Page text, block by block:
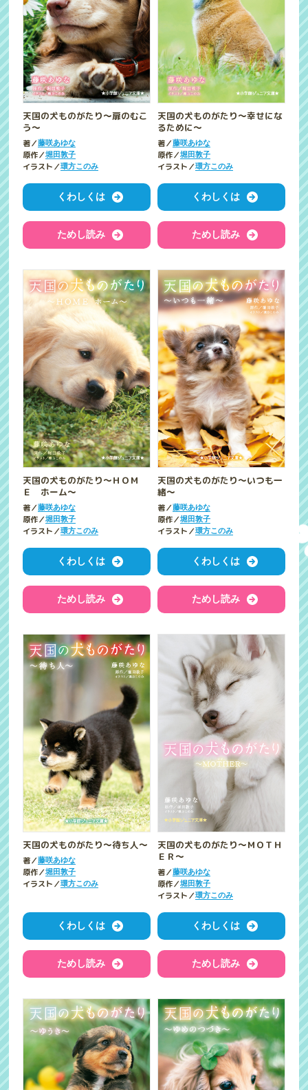
天国の犬ものがたり～扉のむこ
う～
著／藤咲あゆな
原作／堀田敦子
イラスト／環方このみ
くわしくは
ためし読み
天国の犬ものがたり～幸せにな
るために～
著／藤咲あゆな
原作／堀田敦子
イラスト／環方このみ
くわしくは
ためし読み
天国の犬ものがたり～ＨＯＭ
Ｅ ホーム～
著／藤咲あゆな
原作／堀田敦子
イラスト／環方このみ
くわしくは
ためし読み
天国の犬ものがたり～いつも一
緒～
著／藤咲あゆな
原作／堀田敦子
イラスト／環方このみ
くわしくは
ためし読み
天国の犬ものがたり～待ち人～
著／藤咲あゆな
原作／堀田敦子
イラスト／環方このみ
くわしくは
ためし読み
天国の犬ものがたり～ＭＯＴＨ
ＥＲ～
著／藤咲あゆな
原作／堀田敦子
イラスト／環方このみ
くわしくは
ためし読み